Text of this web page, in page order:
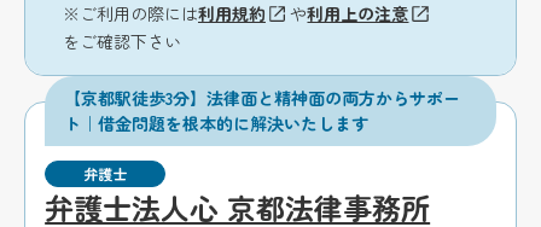
※ご利用の際には利用規約 や利用上の注意
をご確認下さい
【京都駅徒歩3分】法律面と精神面の両方からサポー
ト｜借金問題を根本的に解決いたします
弁護士
弁護士法人心 京都法律事務所